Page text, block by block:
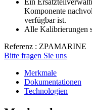
Komponente
verfügbar ist.
Alle Kalibrierungen
Referenz : ZPAMARINE
Bitte fragen Sie uns
Merkmale
Dokumentationen
Technologien